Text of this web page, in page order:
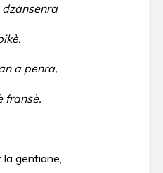
a penra,
gentiane,